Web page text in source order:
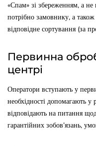
«Спам» зі збереженням, а
потрібно замовнику, а
відповідне сортування (за
Первинна
центрі
Оператори вступають у
необхідності допомагають у
відповідають на питання
гарантійних зобов’язань,